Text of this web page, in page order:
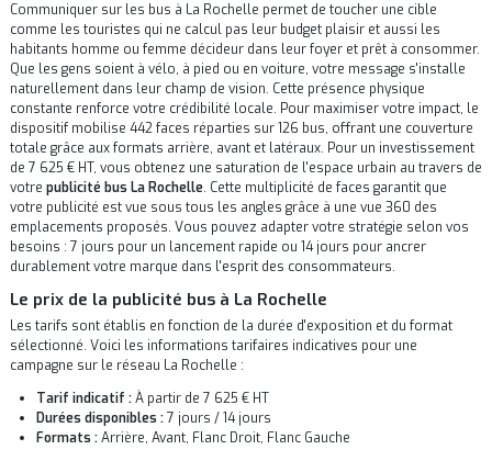
Communiquer sur les bus à La Rochelle permet de toucher une cible
comme les touristes qui ne calcul pas leur budget plaisir et aussi les
habitants homme ou femme décideur dans leur foyer et prêt à consommer.
Que les gens soient à vélo, à pied ou en voiture, votre message s'installe
naturellement dans leur champ de vision. Cette présence physique
constante renforce votre crédibilité locale. Pour maximiser votre impact, le
dispositif mobilise 442 faces réparties sur 126 bus, offrant une couverture
totale grâce aux formats arrière, avant et latéraux. Pour un investissement
de 7 625 € HT, vous obtenez une saturation de l'espace urbain au travers de
votre publicité bus La Rochelle. Cette multiplicité de faces garantit que
votre publicité est vue sous tous les angles grâce à une vue 360 des
emplacements proposés. Vous pouvez adapter votre stratégie selon vos
besoins : 7 jours pour un lancement rapide ou 14 jours pour ancrer
durablement votre marque dans l'esprit des consommateurs.
Le prix de la publicité bus à La Rochelle
Les tarifs sont établis en fonction de la durée d'exposition et du format
sélectionné. Voici les informations tarifaires indicatives pour une
campagne sur le réseau La Rochelle :
Tarif indicatif :À partir de 7 625 € HT
Durées disponibles :7 jours / 14 jours
Formats :Arrière, Avant, Flanc Droit, Flanc Gauche